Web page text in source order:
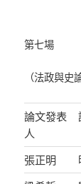
第七場
（法政與
論文發表
人
張正明